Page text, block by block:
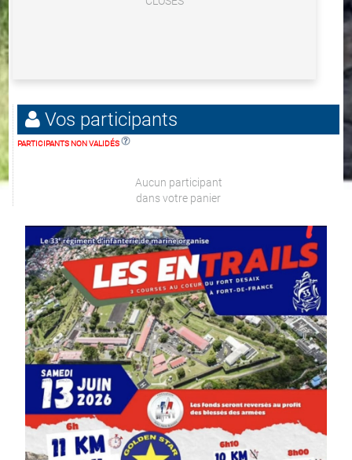
Vos participants
PARTICIPANTS NON VALIDÉS
Aucun participant
dans votre panier